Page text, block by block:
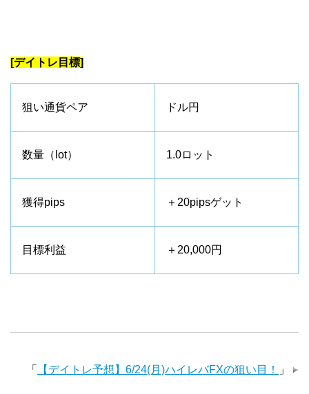
[デイトレ目標]
狙い通貨ペア ドル円
数量（lot） 1.0ロット
獲得pips ＋20pipsゲット
目標利益 ＋20,000円
「 【デイトレ予想】6/24(月)ハイレバFXの狙い目！ 」